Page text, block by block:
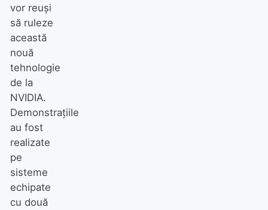
vor reuși
să ruleze
această
nouă
tehnologie
de la
NVIDIA.
Demonstrațiile
au fost
realizate
pe
sisteme
echipate
cu două